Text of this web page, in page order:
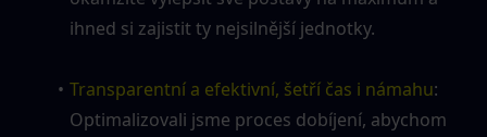
ihned si zajistit ty nejsilnější jednotky.
Transparentní a efektivní, šetří čas i námahu:
Optimalizovali jsme proces dobíjení, abychom